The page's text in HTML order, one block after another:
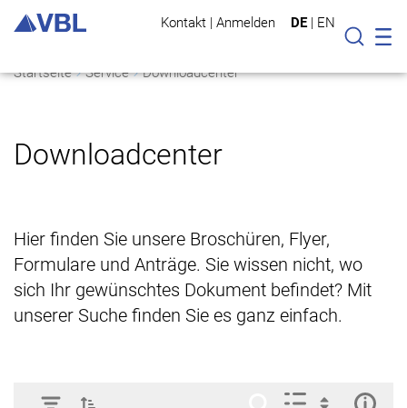
Kontakt | Anmelden DE | EN
Suche
Startseite Service Downloadcenter
Downloadcenter
Hier finden Sie unsere Broschüren, Flyer,
Formulare und Anträge. Sie wissen nicht, wo
sich Ihr gewünschtes Dokument befindet? Mit
unserer Suche finden Sie es ganz einfach.